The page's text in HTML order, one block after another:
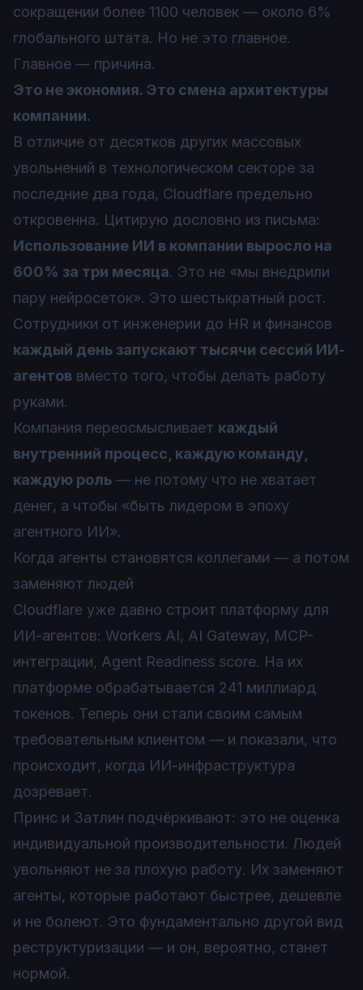
сокращении более 1100 человек — около 6%
глобального штата. Но не это главное.
Главное — причина.
Это не экономия. Это смена архитектуры
компании.
В отличие от десятков других массовых
увольнений в технологическом секторе за
последние два года, Cloudflare предельно
откровенна. Цитирую дословно из письма:
Использование ИИ в компании выросло на
600% за три месяца. Это не «мы внедрили
пару нейросеток». Это шестькратный рост.
Сотрудники от инженерии до HR и финансов
каждый день запускают тысячи сессий ИИ-
агентов вместо того, чтобы делать работу
руками.
Компания переосмысливает каждый
внутренний процесс, каждую команду,
каждую роль — не потому что не хватает
денег, а чтобы «быть лидером в эпоху
агентного ИИ».
Когда агенты становятся коллегами — а потом
заменяют людей
Cloudflare уже давно строит платформу для
ИИ-агентов: Workers AI, AI Gateway, MCP-
интеграции, Agent Readiness score. На их
платформе обрабатывается 241 миллиард
токенов. Теперь они стали своим самым
требовательным клиентом — и показали, что
происходит, когда ИИ-инфраструктура
дозревает.
Принс и Затлин подчёркивают: это не оценка
индивидуальной производительности. Людей
увольняют не за плохую работу. Их заменяют
агенты, которые работают быстрее, дешевле
и не болеют. Это фундаментально другой вид
реструктуризации — и он, вероятно, станет
нормой.